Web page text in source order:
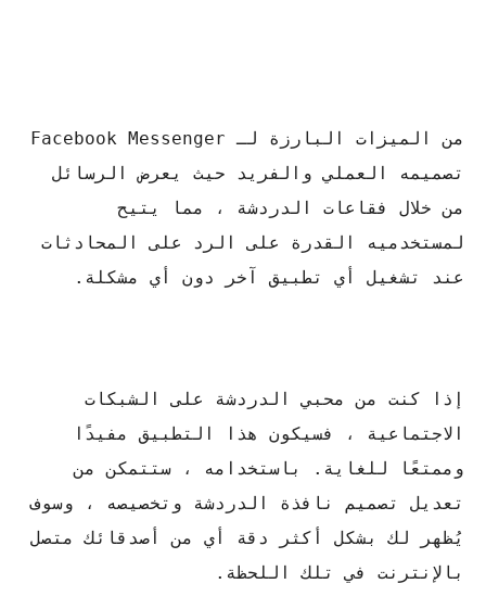
من الميزات البارزة لـ Facebook Messenger
تصميمه العملي والفريد حيث يعرض الرسائل
من خلال فقاعات الدردشة ، مما يتيح
لمستخدميه القدرة على الرد على المحادثات
عند تشغيل أي تطبيق آخر دون أي مشكلة.
إذا كنت من محبي الدردشة على الشبكات
الاجتماعية ، فسيكون هذا التطبيق مفيدًا
وممتعًا للغاية. باستخدامه ، ستتمكن من
تعديل تصميم نافذة الدردشة وتخصيصه ، وسوف
يُظهر لك بشكل أكثر دقة أي من أصدقائك متصل
بالإنترنت في تلك اللحظة.